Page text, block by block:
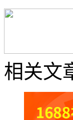
相关文